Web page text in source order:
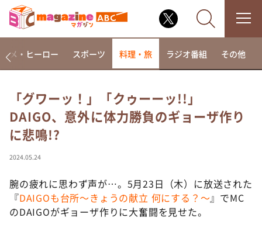
なるみ・岡村の過ぎるTV
相席食堂
これ余談なんですけど・・・
て真剣です
探偵！ナイトスクープ
news おかえり
メ・ヒーロー スポーツ 料理・旅 ラジオ番組 その他
「グワーッ！」「クゥーーッ!!」
DAIGO、意外に体力勝負のギョーザ作り
に悲鳴!?
2024.05.24
腕の疲れに思わず声が…。5月23日（木）に放送された
『DAIGOも台所～きょうの献立 何にする？～』でMC
のDAIGOがギョーザ作りに大奮闘を見せた。